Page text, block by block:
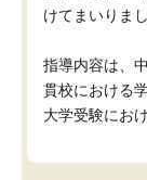
けてまいりまし
指導内容は、
貫校における
大学受験におけ